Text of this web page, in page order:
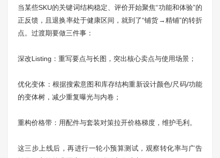
当某些SKU的关键词结构稳定、评价开始聚焦“功能和体验”的
正反馈，且退换率处于健康区间，就到了“铺货→精铺”的转折
点。过渡期要做三件事：
深改Listing：重写要点与长图，突出核心卖点与使用场景；
优化变体：根据搜索意图和库存结构重新设计颜色/尺码/功能
的变体树，减少重复曝光与内卷；
重构价格带：用配件与套装对策拉开价格梯度，维护毛利。
这三步上线后，再进行一轮小预算测试，观察转化率与广告